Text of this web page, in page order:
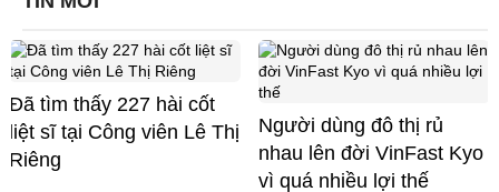
Đã tìm thấy 227 hài cốt
liệt sĩ tại Công viên Lê Thị
Riêng
Người dùng đô thị rủ
nhau lên đời VinFast Kyo
vì quá nhiều lợi thế